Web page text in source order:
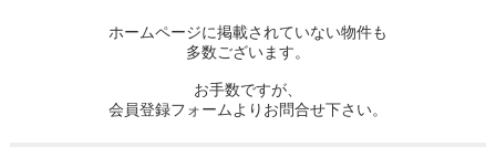
ホームページに掲載されていない物件も
多数ございます。
お手数ですが、
会員登録フォームよりお問合せ下さい。